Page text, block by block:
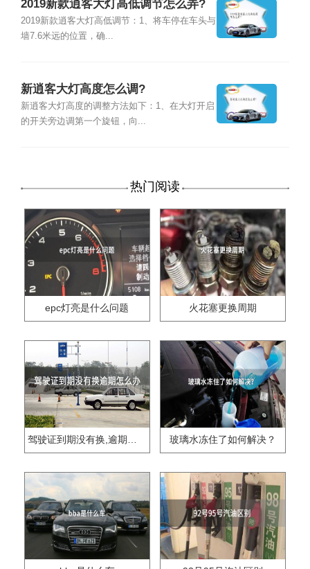
2019新款逍客大灯高低调节怎么弄?
2019新款逍客大灯高低调节：1、将车停在车头与
墙7.6米远的位置，确...
新逍客大灯高度怎么调?
新逍客大灯高度的调整方法如下：1、在大灯开启
的开关旁边调第一个旋钮，向...
热门阅读
epc灯亮是什么问题 火花塞更换周期
驾驶证到期没有换,逾期怎么办?? 玻璃水冻住了如何解决？